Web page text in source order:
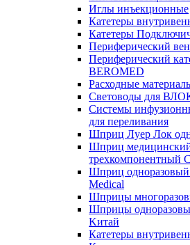
Иглы инъекционные
Катетеры
Катетеры
Периферический
Периферический
BEROMED
Расходные
Световоды для
Системы
для переливания
Шприц Луер Лок
Шприц
трехкомпонентный
Шприц
Medical
Шприцы
Шприцы
Kитай
Катетеры